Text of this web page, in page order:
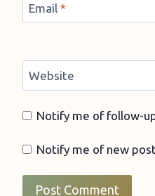
Email *
Website
Notify me of follow-
Notify me of new